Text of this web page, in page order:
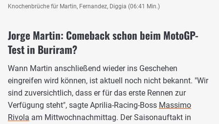
Knochenbrüche für Martin, Fernandez, Diggia (06:41 Min.)
Jorge Martin: Comeback schon beim MotoGP-
Test in Buriram?
Wann Martin anschließend wieder ins Geschehen
eingreifen wird können, ist aktuell noch nicht bekannt. "Wir
sind zuversichtlich, dass er für das erste Rennen zur
Verfügung steht", sagte Aprilia-Racing-Boss Massimo
Rivola am Mittwochnachmittag. Der Saisonauftakt in